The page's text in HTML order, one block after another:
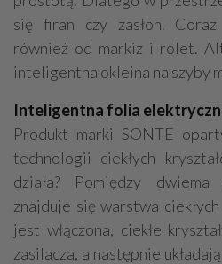
się firan czy zasłon.
również od markiz i rolet.
inteligentna okleina na szyby
Inteligentna folia
Produkt marki SONTE
technologii ciekłych
działa? Pomiędzy
znajduje się warstwa
jest włączona, ciekłe
zasilacza, a następnie